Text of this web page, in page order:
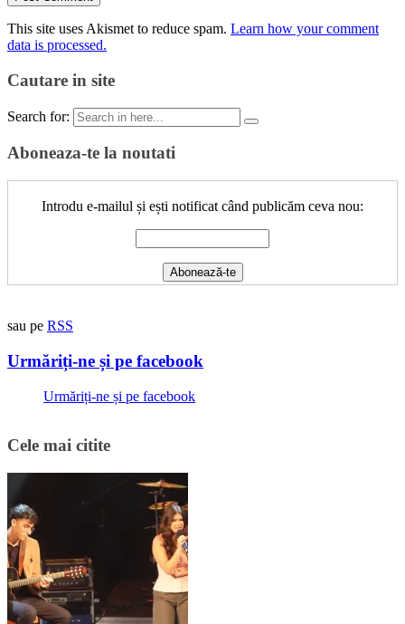
This site uses Akismet to reduce spam. Learn how your comment
data is processed.
Cautare in site
Search for:
Aboneaza-te la noutati
Introdu e-mailul și ești notificat când publicăm ceva nou:
sau pe RSS
Urmăriți-ne și pe facebook
Urmăriți-ne și pe facebook
Cele mai citite